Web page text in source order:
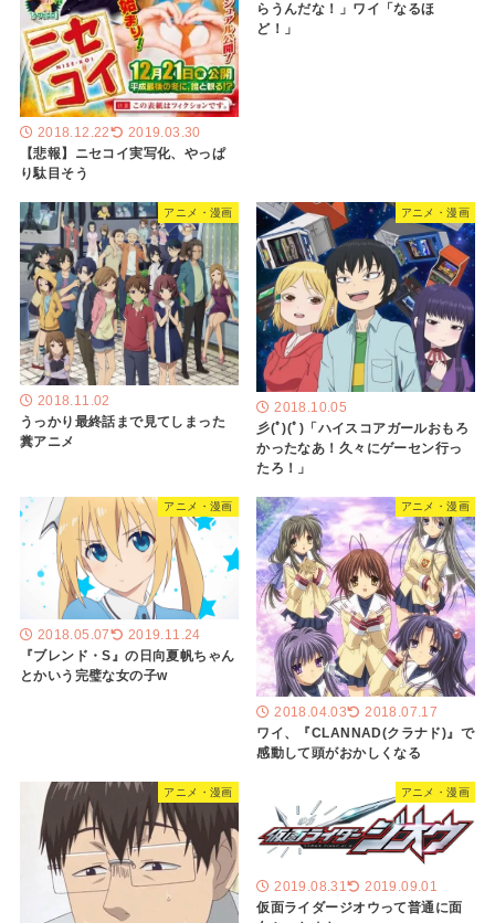
2018.12.22 2019.03.30
【悲報】ニセコイ実写化、やっぱ
り駄目そう
らうんだな！」ワイ「なるほ
ど！」
アニメ・漫画
2018.11.02
うっかり最終話まで見てしまった
糞アニメ
アニメ・漫画
2018.10.05
彡(ﾟ)(ﾟ)「ハイスコアガールおもろ
かったなあ！久々にゲーセン行っ
たろ！」
アニメ・漫画
2018.05.07 2019.11.24
『ブレンド・S』の日向夏帆ちゃん
とかいう完璧な女の子w
アニメ・漫画
2018.04.03 2018.07.17
ワイ、『CLANNAD(クラナド)』で
感動して頭がおかしくなる
アニメ・漫画 アニメ・漫画
2019.08.31 2019.09.01
仮面ライダージオウって普通に面